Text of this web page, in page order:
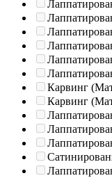
Карвинг
Карвинг